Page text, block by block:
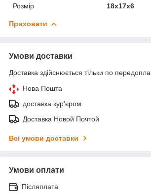
Розмір
18x17x6
Приховати
Умови доставки
Доставка здійснюється тільки по
Нова Пошта
доставка кур'єром
Доставка Новой Почтой
Всі умови доставки
Умови оплати
Післяплата